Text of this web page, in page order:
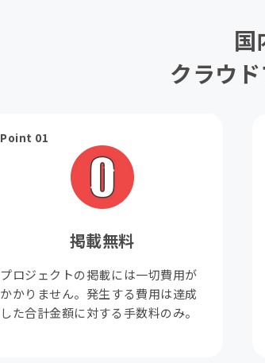
国
クラウ
Point 01
掲載無料
プロジェクトの掲載には一切費用が
かかりません。発生する費用は達成
した合計金額に対する手数料のみ。